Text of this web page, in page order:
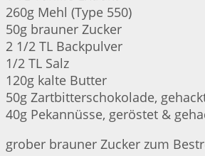
260g Mehl (Type 550)
50g brauner Zucker
2 1/2 TL Backpulver
1/2 TL Salz
120g kalte Butter
50g Zartbitterschokolade,
40g Pekannüsse, geröstet &
grober brauner Zucker zum